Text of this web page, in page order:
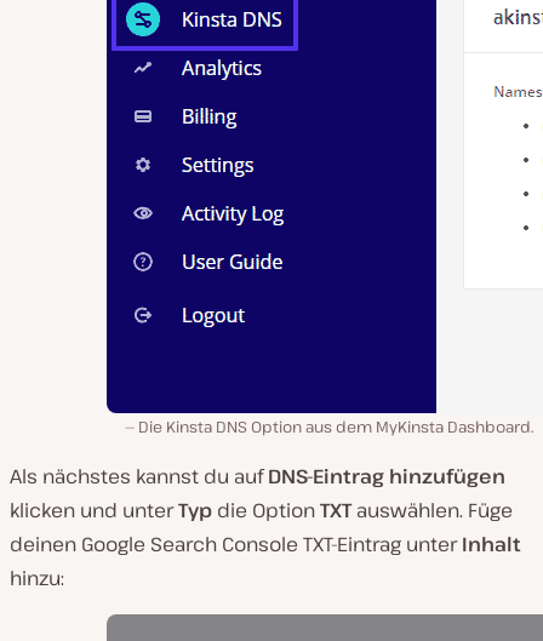
Die Kinsta DNS Option aus dem MyKinsta Dashboard.
Als nächstes kannst du aufDNS-Eintrag hinzufügen
klicken und unterTyp die OptionTXTauswählen. Füge
deinen Google Search Console TXT-Eintrag unterInhalt
hinzu: